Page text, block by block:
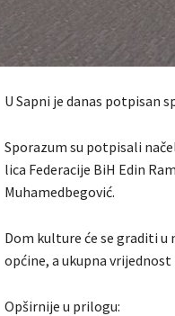
U Sapni je danas potpisan
Sporazum su potpisali
lica Federacije BiH Edin
Muhamedbegović.
Dom kulture će se graditi
općine, a ukupna
Opširnije u prilogu: